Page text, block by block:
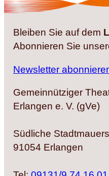
Bleiben Sie auf dem
Abonnieren Sie
Newsletter
Gemeinnütziger
Erlangen e. V. (gVe)
Südliche
91054 Erlangen